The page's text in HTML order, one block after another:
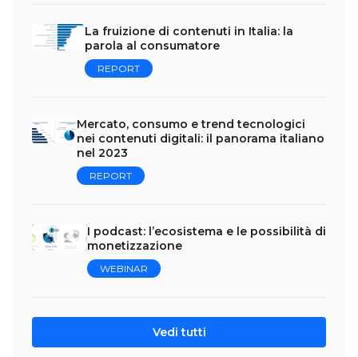
La fruizione di contenuti in Italia: la
parola al consumatore
REPORT
Mercato, consumo e trend tecnologici
nei contenuti digitali: il panorama italiano
nel 2023
REPORT
I podcast: l’ecosistema e le possibilità di
monetizzazione
WEBINAR
Vedi tutti